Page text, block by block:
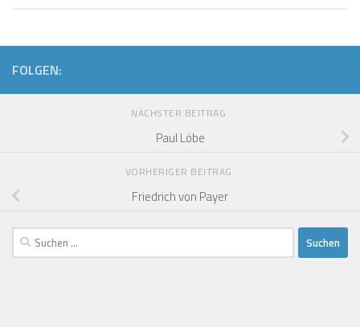
FOLGEN:
NÄCHSTER BEITRAG
Paul Löbe
VORHERIGER BEITRAG
Friedrich von Payer
Suchen
nach: